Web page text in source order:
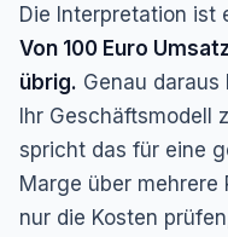
Die Interpretation ist
Von 100 Euro
übrig. Genau
Ihr Geschäftsmodell
spricht das für eine
Marge über mehrere
nur die Kosten